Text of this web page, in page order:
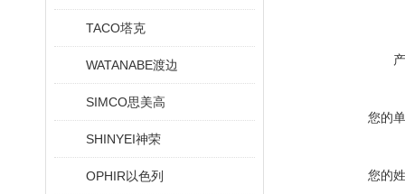
TACO塔克
WATANABE渡边
SIMCO思美高
SHINYEI神荣
OPHIR以色列
您的
您的